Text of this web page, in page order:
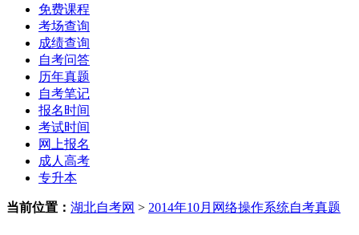
免费课程
考场查询
成绩查询
自考问答
历年真题
自考笔记
报名时间
考试时间
网上报名
成人高考
专升本
当前位置： 湖北自考网 > 2014年10月网络操作系统自考真题